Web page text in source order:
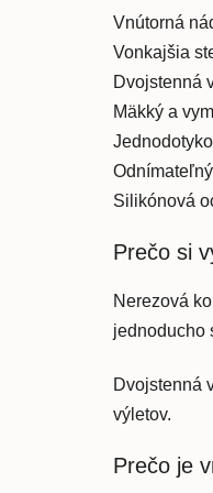
Vnútorná
Vonkajšia
Dvojstenná
Mäkký a
Silikónová
Prečo si
Nerezová
jednoducho
Dvojstenná
výletov.
Prečo je